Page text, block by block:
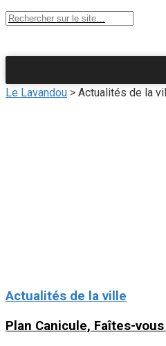
Le Lavandou > Actualités de la
Actualités de la ville
Plan Canicule, Faîtes-